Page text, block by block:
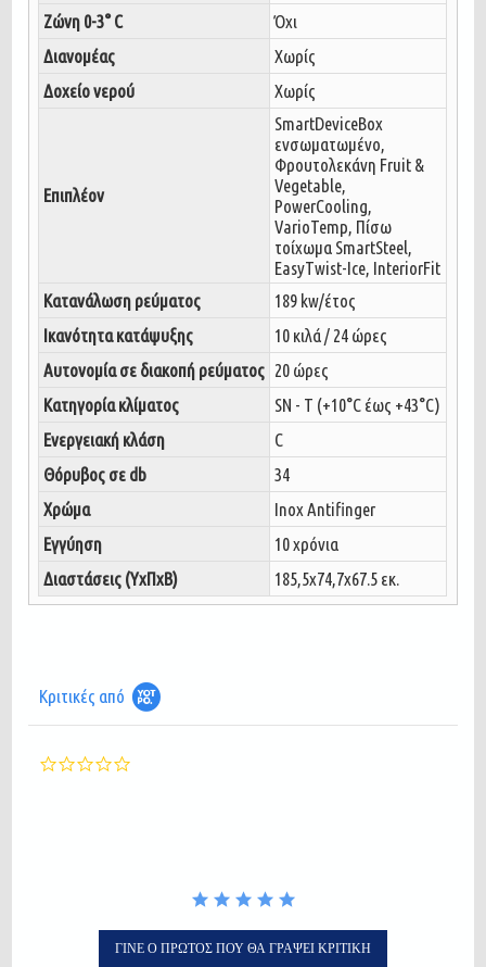
Ζώνη 0-3° C
Όχι
Διανομέας
Χωρίς
Δοχείο νερού
Χωρίς
Επιπλέον
SmartDeviceBox
ενσωματωμένο,
Φρουτολεκάνη Fruit &
Vegetable,
PowerCooling,
VarioTemp, Πίσω
τοίχωμα SmartSteel,
EasyTwist-Ice, InteriorFit
Κατανάλωση ρεύματος
189 kw/έτος
Ικανότητα κατάψυξης
10 κιλά / 24 ώρες
Αυτονομία σε διακοπή ρεύματος 20 ώρες
Κατηγορία κλίματος
SN - T (+10°C έως +43°C)
Ενεργειακή κλάση
C
Θόρυβος σε db
34
Χρώμα
Inox Antifinger
Εγγύηση
10 χρόνια
Διαστάσεις (ΥxΠxΒ)
185,5x74,7x67.5 εκ.
Κριτικές από
ΓΊΝΕ Ο ΠΡΏΤΟΣ ΠΟΥ ΘΑ ΓΡΆΨΕΙ ΚΡΙΤΙΚΉ